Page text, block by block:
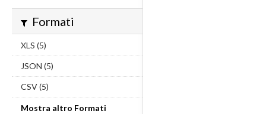
Formati
XLS (5)
JSON (5)
CSV (5)
Mostra altro Formati